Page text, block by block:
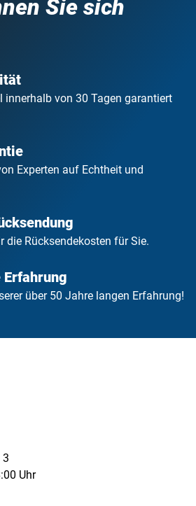
Sie sich
innerhalb von 30 Tagen garantiert
Experten auf Echtheit und
die Rücksendekosten für Sie.
Erfahrung
über 50 Jahre langen Erfahrung!
3
Uhr